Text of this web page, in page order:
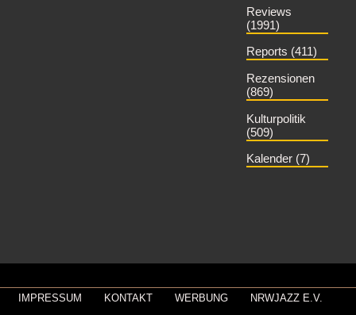
Reviews
(1991)
Reports (411)
Rezensionen
(869)
Kulturpolitik
(509)
Kalender (7)
IMPRESSUM KONTAKT WERBUNG NRWJAZZ E.V.